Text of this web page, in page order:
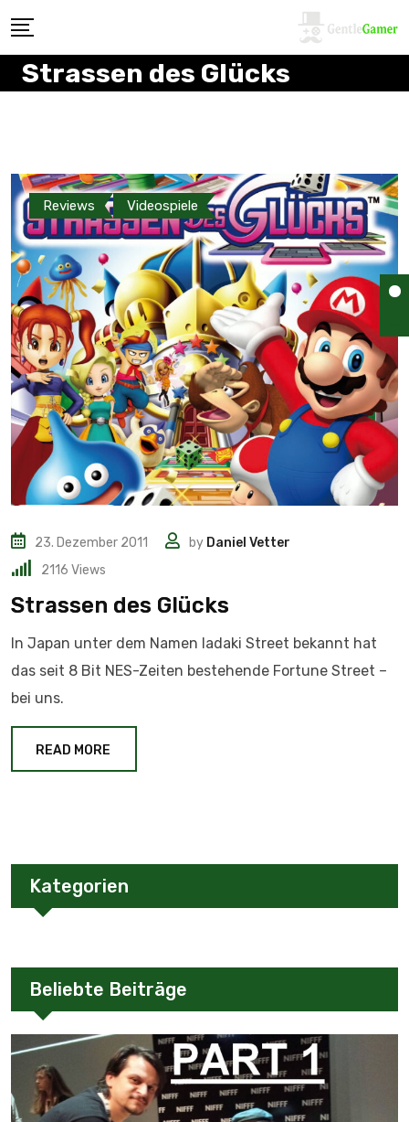
Strassen des Glücks
Reviews Videospiele
23. Dezember 2011 by Daniel Vetter
2116 Views
Strassen des Glücks
In Japan unter dem Namen Iadaki Street bekannt hat
das seit 8 Bit NES-Zeiten bestehende Fortune Street –
bei uns.
READ MORE
Kategorien
Beliebte Beiträge